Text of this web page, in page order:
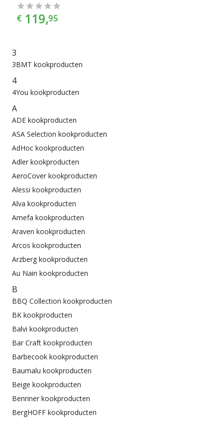
€ 119,95
3
3BMT kookproducten
4
4You kookproducten
A
ADE kookproducten
ASA Selection kookproducten
AdHoc kookproducten
Adler kookproducten
AeroCover kookproducten
Alessi kookproducten
Alva kookproducten
Amefa kookproducten
Araven kookproducten
Arcos kookproducten
Arzberg kookproducten
Au Nain kookproducten
B
BBQ Collection kookproducten
BK kookproducten
Balvi kookproducten
Bar Craft kookproducten
Barbecook kookproducten
Baumalu kookproducten
Beige kookproducten
Benriner kookproducten
BergHOFF kookproducten